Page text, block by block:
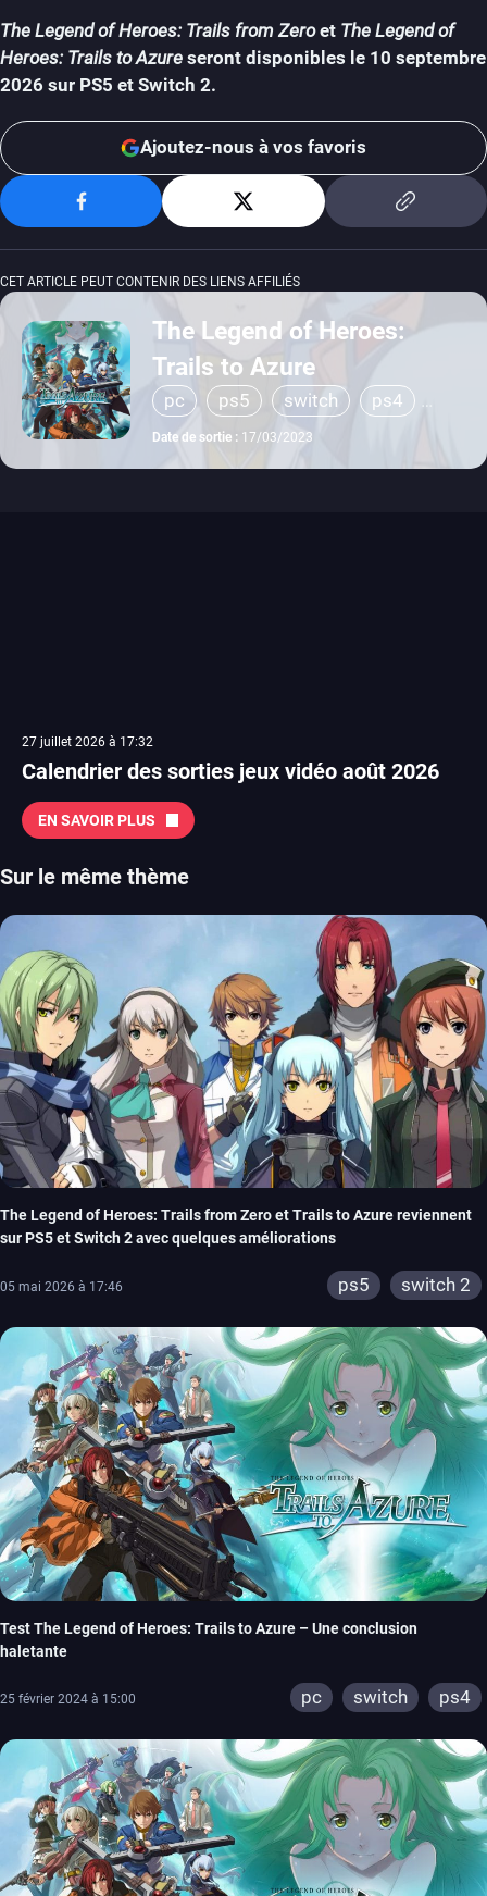
The Legend of Heroes: Trails from Zeroet The Legend of
Heroes: Trails to Azure seront disponibles le 10 septembre
2026 sur PS5 et Switch 2.
Ajoutez-nous à vos favoris
CET ARTICLE PEUT CONTENIR DES LIENS AFFILIÉS
The Legend of Heroes:
Trails to Azure
pc ps5 switch
ps4
switch 2
Date de sortie : 17/03/2023
27 juillet 2026 à 17:32
Calendrier des sorties jeux vidéo août 2026
EN SAVOIR PLUS
Sur le même thème
The Legend of Heroes: Trails from Zero et Trails to Azure reviennent
sur PS5 et Switch 2 avec quelques améliorations
05 mai 2026 à 17:46 ps5 switch 2
Test The Legend of Heroes: Trails to Azure – Une conclusion
haletante
25 février 2024 à 15:00 pc switch ps4